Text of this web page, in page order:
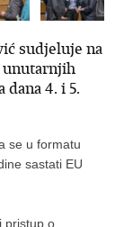
sudjeluje na
unutarnjih
4. i 5.
se u formatu
sastati EU
pristup o